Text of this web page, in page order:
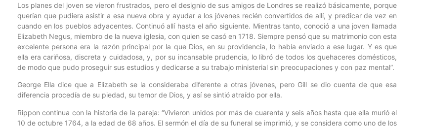
Los planes del joven se vieron frustrados, pero el designio de sus amigos de Londres se realizó básicamente, porque
querían que pudiera asistir a esa nueva obra y ayudar a los jóvenes recién convertidos de allí, y predicar de vez en
cuando en los pueblos adyacentes. Continuó allí hasta el año siguiente. Mientras tanto, conoció a una joven llamada
Elizabeth Negus, miembro de la nueva iglesia, con quien se casó en 1718. Siempre pensó que su matrimonio con esta
excelente persona era la razón principal por la que Dios, en su providencia, lo había enviado a ese lugar. Y es que
ella era cariñosa, discreta y cuidadosa, y, por su incansable prudencia, lo libró de todos los quehaceres domésticos,
de modo que pudo proseguir sus estudios y dedicarse a su trabajo ministerial sin preocupaciones y con paz mental”.
George Ella dice que a Elizabeth se la consideraba diferente a otras jóvenes, pero Gill se dio cuenta de que esa
diferencia procedía de su piedad, su temor de Dios, y así se sintió atraído por ella.
Rippon continua con la historia de la pareja: “Vivieron unidos por más de cuarenta y seis años hasta que ella murió el
10 de octubre 1764, a la edad de 68 años. El sermón el día de su funeral se imprimió, y se considera como uno de los